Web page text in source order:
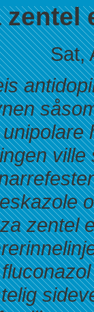
zentel
Sat,
zentel